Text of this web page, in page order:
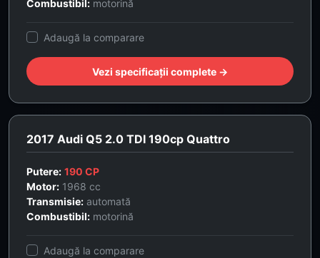
Combustibil: motorină
Adaugă la comparare
Vezi specificații complete →
2017 Audi Q5 2.0 TDI 190cp Quattro
Putere: 190 CP
Motor: 1968 cc
Transmisie: automată
Combustibil: motorină
Adaugă la comparare